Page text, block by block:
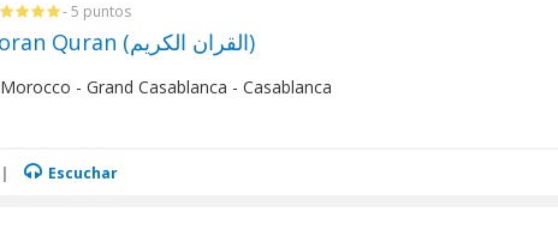
- 5 puntos
Coran Quran (القران الكريم)
Morocco - Grand Casablanca - Casablanca
| Escuchar